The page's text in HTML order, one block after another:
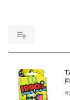
#